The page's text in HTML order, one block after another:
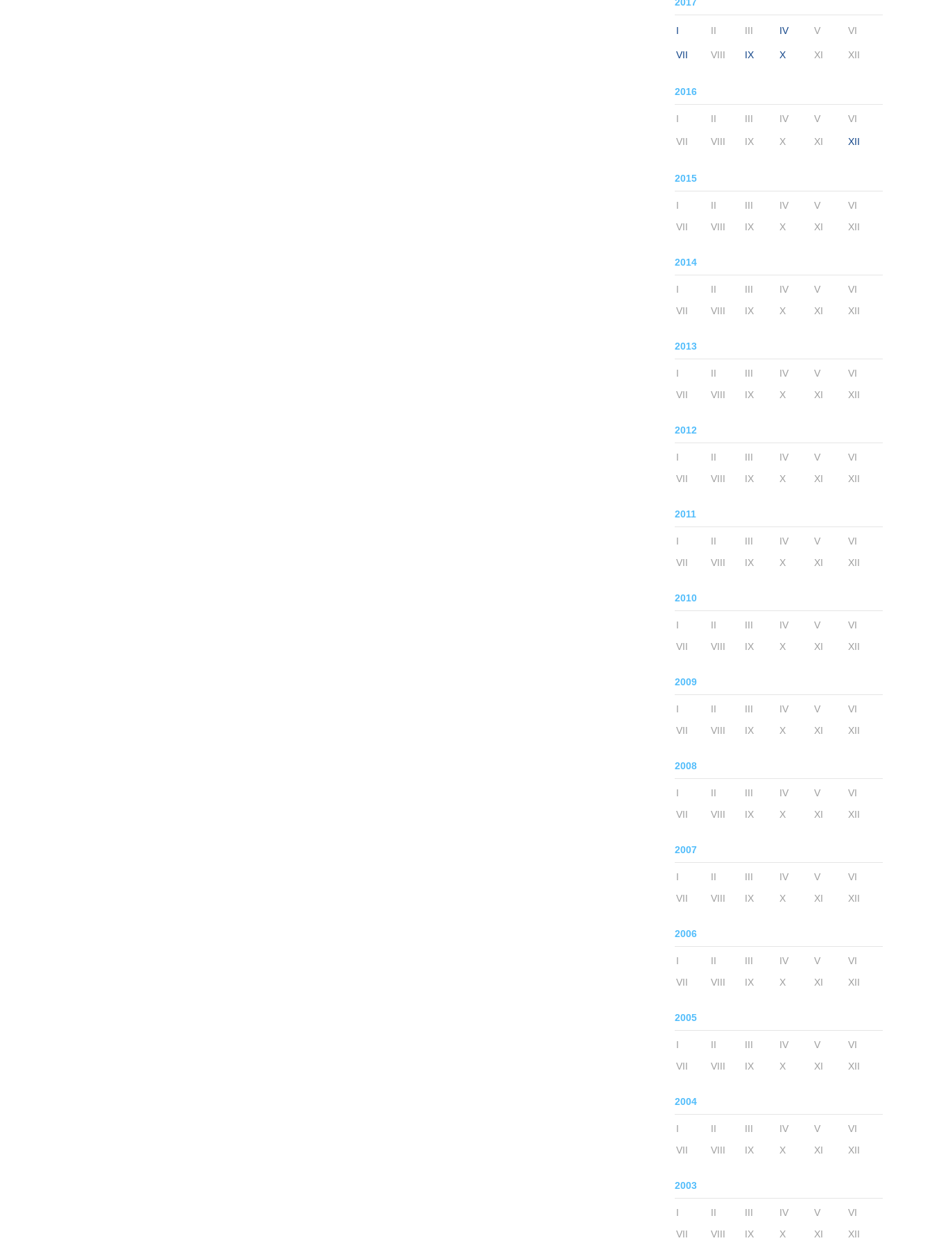
I II III IV V VI
VII VIII IX X XI XII
2016
I II III IV V VI
VII VIII IX X XI XII
2015
I II III IV V
VI
VII
VIII IX X XI XII
2014
I II III IV V
VI
VII
VIII IX X XI XII
2013
I II III IV V
VI
VII
VIII IX X XI XII
2012
I II III IV V
VI
VII
VIII IX X XI XII
2011
I II III IV V
VI
VII
VIII IX X XI XII
2010
I II III IV V
VI
VII
VIII IX X XI XII
2009
I II III IV V
VI
VII
VIII IX X XI XII
2008
I II III IV V
VI
VII
VIII IX X XI XII
2007
I II III IV V
VI
VII
VIII IX X XI XII
2006
I II III IV V
VI
VII
VIII IX X XI XII
2005
I II III IV V
VI
VII
VIII IX X XI XII
2004
I II III IV V
VI
VII
VIII IX X XI XII
2003
I II III IV V
VI
VII
VIII IX X XI XII